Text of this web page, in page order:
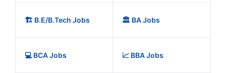
🏗️ B.E/B.Tech Jobs 🏛️ BA Jobs
💻 BCA Jobs 📈 BBA Jobs